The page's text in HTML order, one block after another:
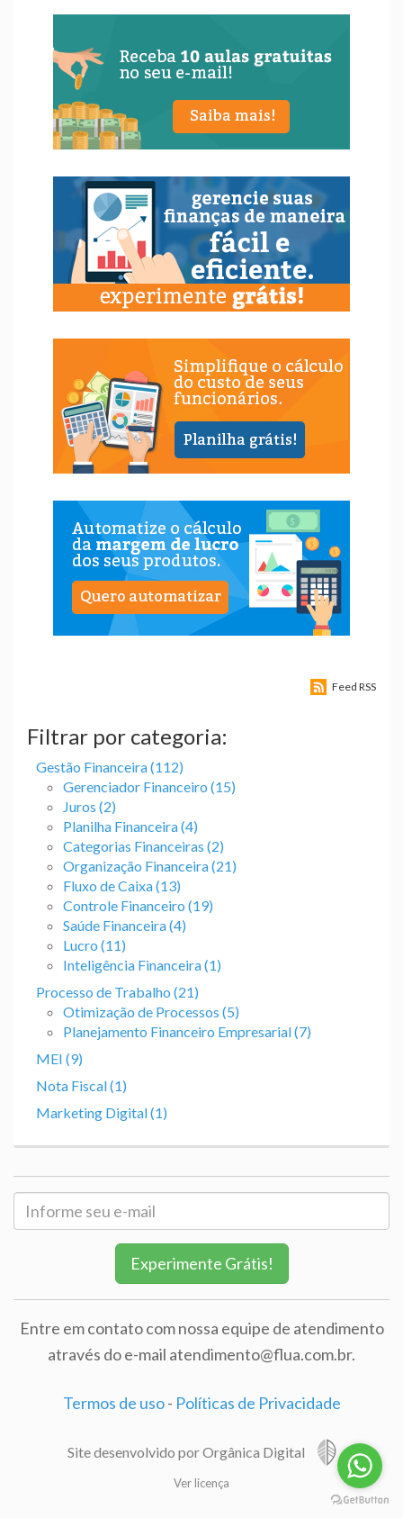
Feed RSS
Filtrar por categoria:
Gestão Financeira (112)
Gerenciador Financeiro (15)
Juros (2)
Planilha Financeira (4)
Categorias Financeiras (2)
Organização Financeira (21)
Fluxo de Caixa (13)
Controle Financeiro (19)
Saúde Financeira (4)
Lucro (11)
Inteligência Financeira (1)
Processo de Trabalho (21)
Otimização de Processos (5)
Planejamento Financeiro Empresarial (7)
MEI (9)
Nota Fiscal (1)
Marketing Digital (1)
Experimente Grátis!
Entre em contato com nossa equipe de atendimento
através do e-mail atendimento@flua.com.br.
Termos de uso- Políticas de Privacidade
Site desenvolvido por Orgânica Digital
Ver licença